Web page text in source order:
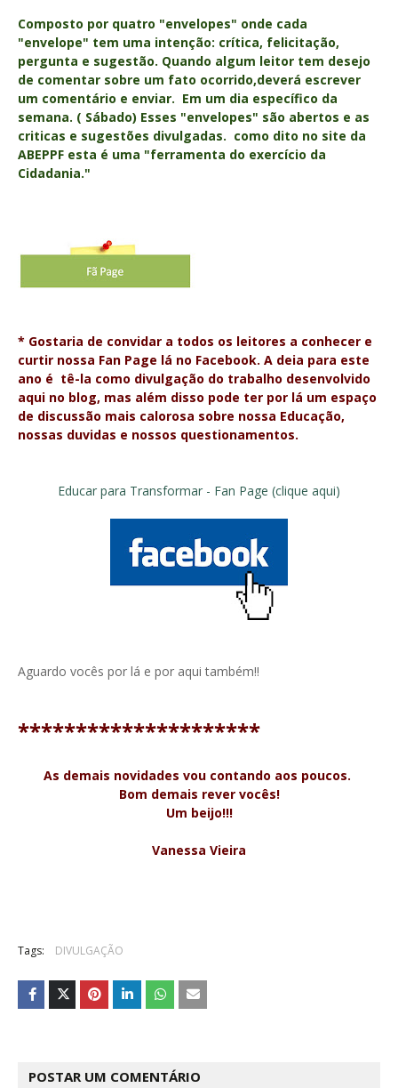
Composto por quatro "envelopes" onde cada
"envelope" tem uma intenção: crítica, felicitação,
pergunta e sugestão. Quando algum leitor tem desejo
de comentar sobre um fato ocorrido,deverá escrever
um comentário e enviar. Em um dia específico da
semana. ( Sábado) Esses "envelopes" são abertos e as
criticas e sugestões divulgadas. como dito no site da
ABEPPF esta é uma "ferramenta do exercício da
Cidadania."
* Gostaria de convidar a todos os leitores a conhecer e
curtir nossa Fan Page lá no Facebook. A deia para este
ano é tê-la como divulgação do trabalho desenvolvido
aqui no blog, mas além disso pode ter por lá um espaço
de discussão mais calorosa sobre nossa Educação,
nossas duvidas e nossos questionamentos.
Educar para Transformar - Fan Page (clique aqui)
Aguardo vocês por lá e por aqui também!!
*********************
As demais novidades vou contando aos poucos.
Bom demais rever vocês!
Um beijo!!!
Vanessa Vieira
Tags: DIVULGAÇÃO
POSTAR UM COMENTÁRIO